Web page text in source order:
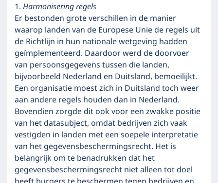
1.Harmonisering regels
Er bestonden grote verschillen in de manier
waarop landen van de Europese Unie de regels uit
de Richtlijn in hun nationale wetgeving hadden
geïmplementeerd. Daardoor werd de doorvoer
van persoonsgegevens tussen die landen,
bijvoorbeeld Nederland en Duitsland, bemoeilijkt.
Een organisatie moest zich in Duitsland toch weer
aan andere regels houden dan in Nederland.
Bovendien zorgde dit ook voor een zwakke positie
van het datasubject, omdat bedrijven zich vaak
vestigden in landen met een soepele interpretatie
van het gegevensbeschermingsrecht. Het is
belangrijk om te benadrukken dat het
gegevensbeschermingsrecht niet alleen tot doel